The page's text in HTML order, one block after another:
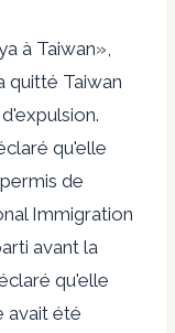
à Taiwan»,
quitté Taiwan
qu'elle
de
Immigration
avant la
qu'elle
avait été